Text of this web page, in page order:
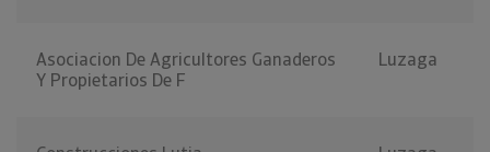
Asociacion De Agricultores Ganaderos
Y Propietarios De F
Luzaga